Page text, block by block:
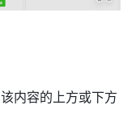
内容的上方或下方